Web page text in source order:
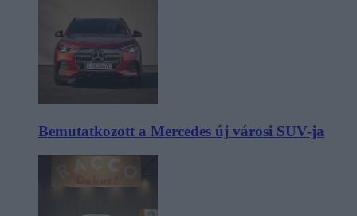
Bemutatkozott a Mercedes új városi SUV-ja